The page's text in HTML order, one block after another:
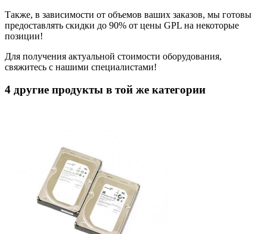
Также, в зависимости от объемов ваших заказов, мы готовы
предоставлять скидки до 90% от цены GPL на некоторые
позиции!
Для получения актуальной стоимости оборудования,
свяжитесь с нашими специалистами!
4 другие продукты в той же категории